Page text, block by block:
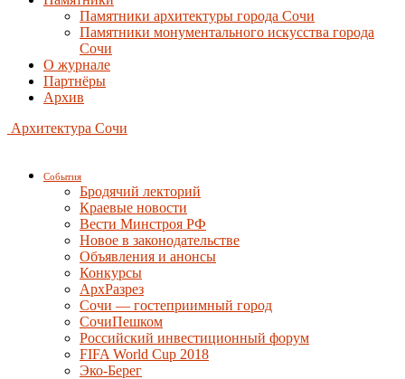
Памятники архитектуры города Сочи
Памятники монументального искусства города
Сочи
О журнале
Партнёры
Архив
Архитектура Сочи
События
Бродячий лекторий
Краевые новости
Вести Минстроя РФ
Новое в законодательстве
Объявления и анонсы
Конкурсы
АрхРазрез
Сочи — гостеприимный город
СочиПешком
Российский инвестиционный форум
FIFA World Cup 2018
Эко-Берег